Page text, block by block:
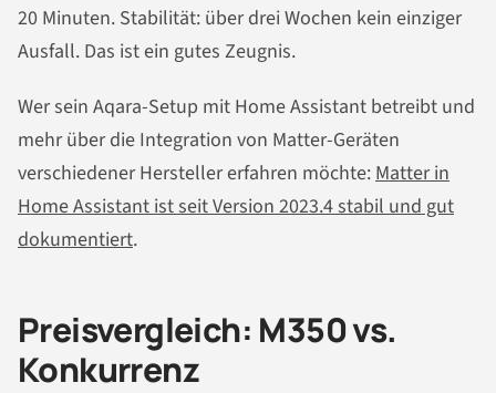
20 Minuten. Stabilität: über drei Wochen kein einziger
Ausfall. Das ist ein gutes Zeugnis.
Wer sein Aqara-Setup mit Home Assistant betreibt und
mehr über die Integration von Matter-Geräten
verschiedener Hersteller erfahren möchte: Matter in
Home Assistant ist seit Version 2023.4 stabil und gut
dokumentiert.
Preisvergleich: M350 vs.
Konkurrenz